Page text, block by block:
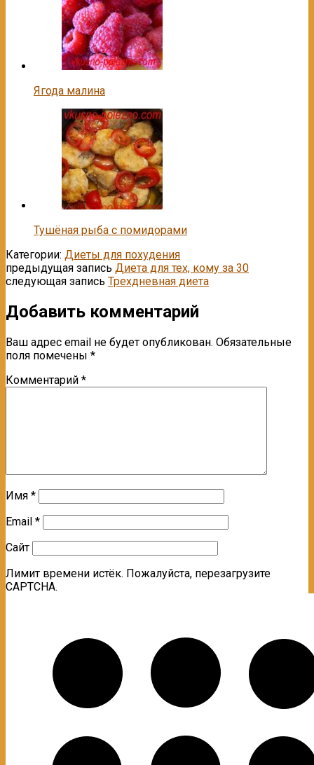
Ягода малина
Тушёная рыба с помидорами
Категории: Диеты для похудения
предыдущая запись Диета для тех, кому за 30
следующая запись Трехдневная диета
Добавить комментарий
Ваш адрес email не будет опубликован. Обязательные
поля помечены *
Комментарий *
Имя *
Email *
Сайт
Лимит времени истёк. Пожалуйста, перезагрузите
CAPTCHA.